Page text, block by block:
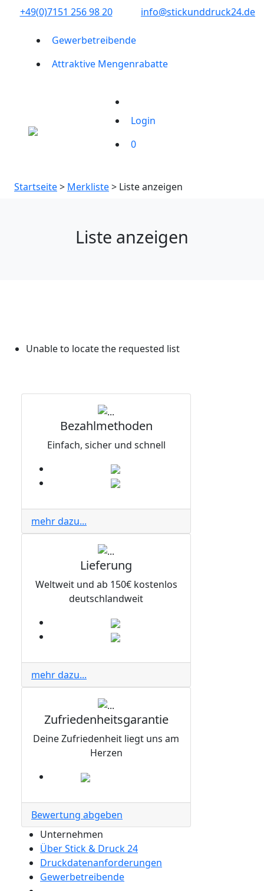
+49(0)7151 256 98 20‬ info@stickunddruck24.de
Gewerbetreibende
Attraktive Mengenrabatte
Login
0
Startseite> Merkliste> Liste anzeigen
Liste anzeigen
Unable to locate the requested list
Bezahlmethoden
Einfach, sicher und schnell
mehr dazu...
Lieferung
Weltweit und ab 150€ kostenlos
deutschlandweit
mehr dazu...
Zufriedenheitsgarantie
Deine Zufriedenheit liegt uns am
Herzen
Bewertung abgeben
Unternehmen
Über Stick & Druck 24
Druckdatenanforderungen
Gewerbetreibende